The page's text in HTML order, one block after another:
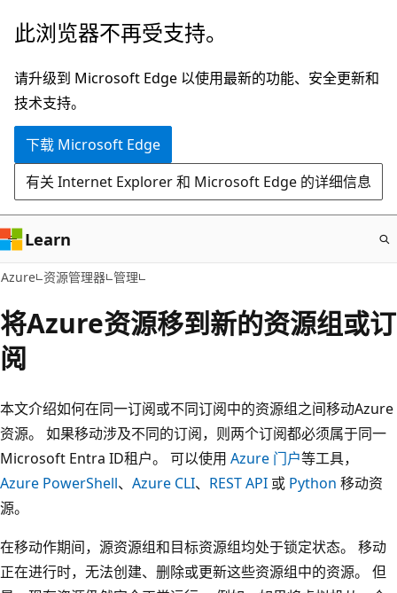
跳
主
要
内
此浏览器不再受支持。
请升级到 Microsoft Edge 以使用最新的功能、安全更新和
技术支持。
下载 Microsoft Edge
有关 Internet Explorer 和 Microsoft Edge 的详细信息
Learn
Azure 资源管理器 管理
将Azure资源移到新的资源组或订
阅
本文介绍如何在同一订阅或不同订阅中的资源组之间移动Azure
资源。 如果移动涉及不同的订阅，则两个订阅都必须属于同一
Microsoft Entra ID租户。 可以使用 Azure 门户等工具，
Azure PowerShell、 Azure CLI、 REST API 或 Python 移动资
源。
在移动作期间，源资源组和目标资源组均处于锁定状态。 移动
正在进行时，无法创建、删除或更新这些资源组中的资源。 但